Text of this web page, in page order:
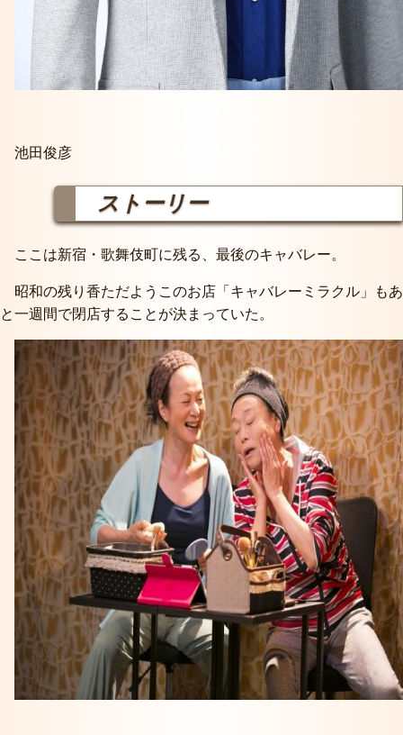
池田俊彦
ストーリー
ここは新宿・歌舞伎町に残る、最後のキャバレー。
昭和の残り香ただようこのお店「キャバレーミラクル」もあ
と一週間で閉店することが決まっていた。